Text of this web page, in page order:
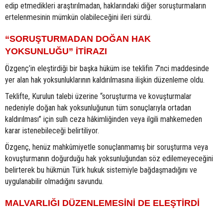
edip etmedikleri araştırılmadan, haklarındaki diğer soruşturmaların
ertelenmesinin mümkün olabileceğini ileri sürdü.
“SORUŞTURMADAN DOĞAN HAK
YOKSUNLUĞU” İTİRAZI
Özgenç’in eleştirdiği bir başka hüküm ise teklifin 7’nci maddesinde
yer alan hak yoksunluklarının kaldırılmasına ilişkin düzenleme oldu.
Teklifte, Kurulun talebi üzerine “soruşturma ve kovuşturmalar
nedeniyle doğan hak yoksunluğunun tüm sonuçlarıyla ortadan
kaldırılması” için sulh ceza hâkimliğinden veya ilgili mahkemeden
karar istenebileceği belirtiliyor.
Özgenç, henüz mahkûmiyetle sonuçlanmamış bir soruşturma veya
kovuşturmanın doğurduğu hak yoksunluğundan söz edilemeyeceğini
belirterek bu hükmün Türk hukuk sistemiyle bağdaşmadığını ve
uygulanabilir olmadığını savundu.
MALVARLIĞI DÜZENLEMESİNİ DE ELEŞTİRDİ